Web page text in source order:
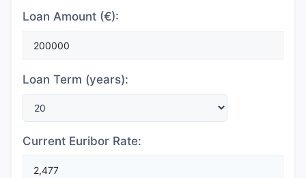
Loan Amount (€):
Loan Term (years):
Current Euribor Rate: